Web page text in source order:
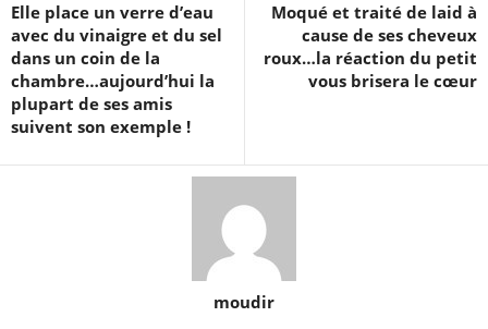
Elle place un verre d’eau
avec du vinaigre et du sel
dans un coin de la
chambre…aujourd’hui la
plupart de ses amis
suivent son exemple !
Moqué et traité de laid à
cause de ses cheveux
roux…la réaction du petit
vous brisera le cœur
moudir